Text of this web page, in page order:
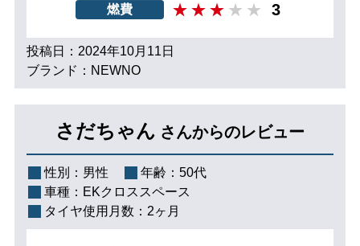
燃費 3
投稿日：2024年10月11日
ブランド：NEWNO
さだちゃん さんからのレビュー
性別： 男性 年齢： 50代
車種： EKクロススペース
タイヤ使用月数： 2ヶ月